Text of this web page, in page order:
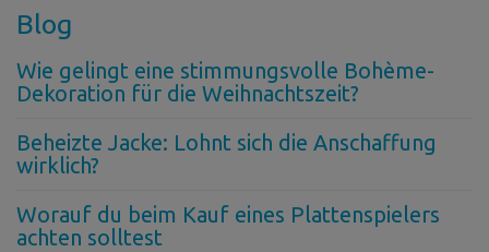
Blog
Wie gelingt eine stimmungsvolle Bohème-
Dekoration für die Weihnachtszeit?
Beheizte Jacke: Lohnt sich die Anschaffung
wirklich?
Worauf du beim Kauf eines Plattenspielers
achten solltest